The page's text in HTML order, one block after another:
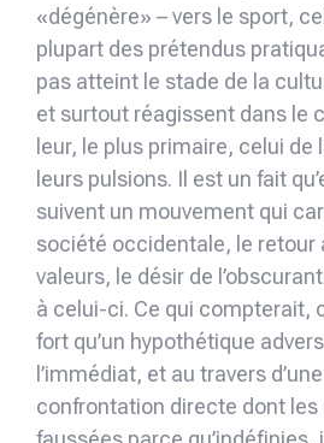
«dégénère» – vers le sport,
plupart des prétendus
pas atteint le stade de la
et surtout réagissent dans le
leur, le plus primaire, celui de
leurs pulsions. Il est un fait
suivent un mouvement qui
société occidentale, le retour
valeurs, le désir de
à celui-ci. Ce qui compterait,
fort qu’un hypothétique
l’immédiat, et au travers
confrontation directe dont les